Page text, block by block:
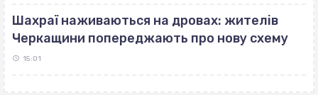
Шахраї наживаються на дровах: жителів
Черкащини попереджають про нову схему
15:01